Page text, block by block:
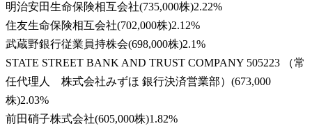
明治安田生命保険相互会社(735,000株)2.22%
住友生命保険相互会社(702,000株)2.12%
武蔵野銀行従業員持株会(698,000株)2.1%
STATE STREET BANK AND TRUST COMPANY 505223 （常
任代理人 株式会社みずほ 銀行決済営業部） (673,000
株)2.03%
前田硝子株式会社(605,000株)1.82%